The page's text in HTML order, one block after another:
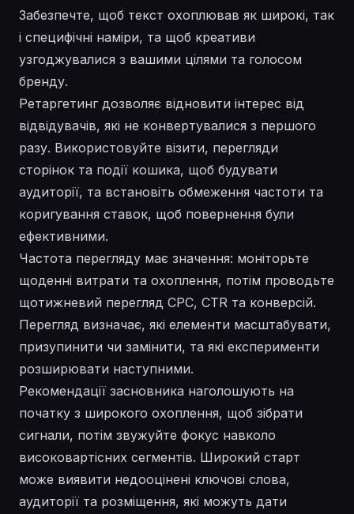
Забезпечте, щоб текст охоплював як широкі, так
і специфічні наміри, та щоб креативи
узгоджувалися з вашими цілями та голосом
бренду.
Ретаргетинг дозволяє відновити інтерес від
відвідувачів, які не конвертувалися з першого
разу. Використовуйте візити, перегляди
сторінок та події кошика, щоб будувати
аудиторії, та встановіть обмеження частоти та
коригування ставок, щоб повернення були
ефективними.
Частота перегляду має значення: моніторьте
щоденні витрати та охоплення, потім проводьте
щотижневий перегляд CPC, CTR та конверсій.
Перегляд визначає, які елементи масштабувати,
призупинити чи замінити, та які експерименти
розширювати наступними.
Рекомендації засновника наголошують на
початку з широкого охоплення, щоб зібрати
сигнали, потім звужуйте фокус навколо
високовартісних сегментів. Широкий старт
може виявити недооцінені ключові слова,
аудиторії та розміщення, які можуть дати